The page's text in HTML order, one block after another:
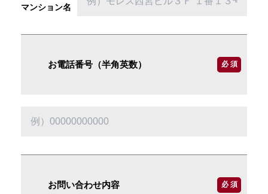
マンション名
お電話番号（半角英数） 必 須
お問い合わせ内容 必 須